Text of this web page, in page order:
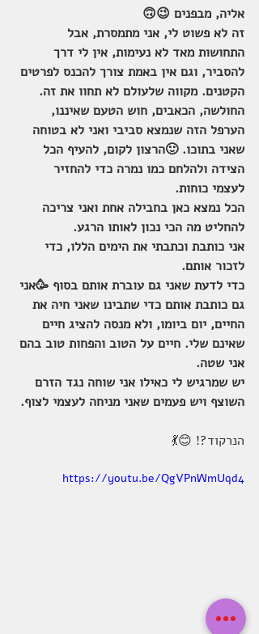
אליה, מבפנים 😉🙃
זה לא פשוט לי, אני מתמסרת, אבל
התחושות מאד לא נעימות, אין לי דרך
להסביר, וגם אין באמת צורך להכנס לפרטים
הקטנים. מקווה שלעולם לא תחוו את זה.
החולשה, הכאבים, חוש הטעם שאיננו,
הערפל הזה שנמצא סביבי ואני לא בטוחה
שאני בתוכו. 🙂הרצון לקום, להעיף הכל
הצידה ולהלחם כמו נמרה כדי להחזיר
לעצמי כוחות.
הכל נמצא כאן בחבילה אחת ואני צריכה
להחליט מה הכי נכון לאותו הרגע.
אני כותבת וכתבתי את הימים הללו, כדי
לזכור אותם.
כדי לדעת שאני גם עוברת אותם בסוף 🥳אני
גם כותבת אותם כדי שתבינו שאני חיה את
החיים, יום ביומו, ולא מנסה להציג חיים
שאינם שלי. חיים על הטוב והפחות טוב בהם
אני שטה.
יש שמרגיש לי כאילו אני שוחה נגד הזרם
השוצף ויש פעמים שאני מניחה לעצמי לצוף.
הנרקוד?! 😊💃
https://youtu.be/QgVPnWmUqd4